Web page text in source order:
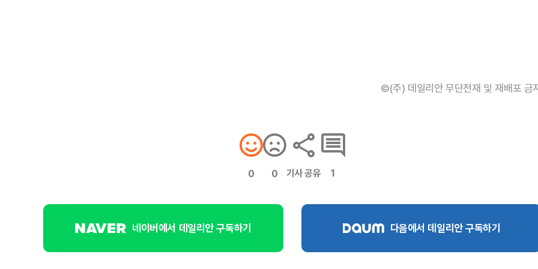
©(주) 데일리안 무단전재 및 재배포 금
0 0 기사 공유 1
네이버에서 데일리안 구독하기 다음에서 데일리안 구독하기